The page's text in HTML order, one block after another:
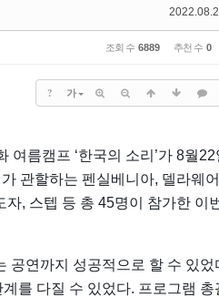
조회 수 6889 추천 수 0
? 가
름캠프 ‘한국의 소리’가 8월22
관할하는 펜실베니아, 델라웨
, 스텝 등 총 45명이 참가한 이
공연까지 성공적으로 할 수 있었
를 다질 수 있었다. 프로그램 총